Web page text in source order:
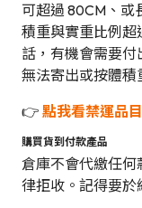
可超過 80CM、或
積重與實重比例超
話，有機會需要付
無法寄出或按體積
👉 點我看禁運品
購買貨到付款產品
倉庫不會代繳任
律拒收。記得要於